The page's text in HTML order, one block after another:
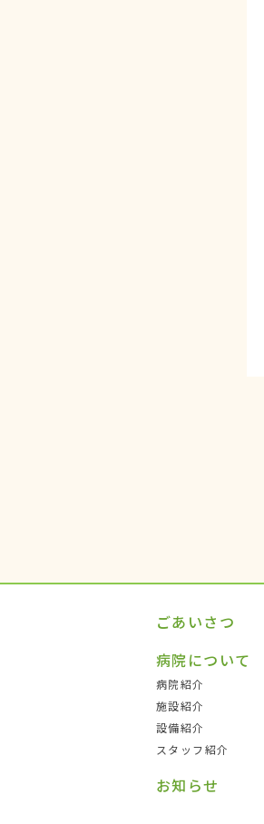
ごあいさつ
病院について
病院紹介
施設紹介
設備紹介
スタッフ紹介
お知らせ